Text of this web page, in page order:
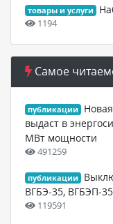
товары и услуги
1194
Самое
публикации
выдаст в
МВт мощности
491259
публикации
ВГБЭ-35, ВГБЭП-35
119591